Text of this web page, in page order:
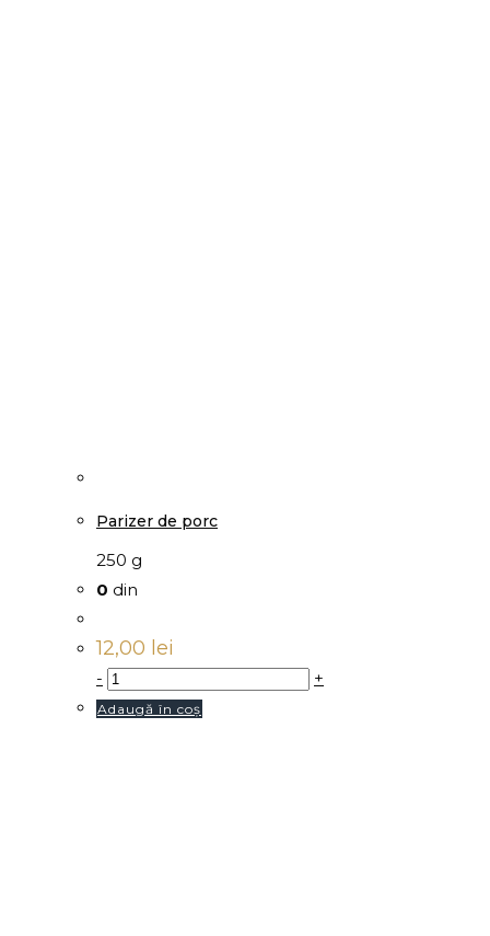
Parizer de porc
250 g
0 din
12,00 lei
- +
Adaugă în coș